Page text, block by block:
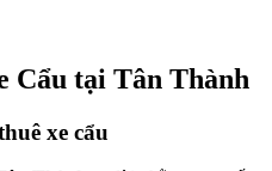
Cẩu tại Tân Thành
xe cẩu